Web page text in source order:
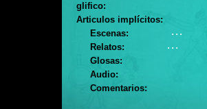
glifico:
Articulos implícitos:
Escenas:
. . .
Relatos:
. . .
Glosas:
Audio:
Comentarios: